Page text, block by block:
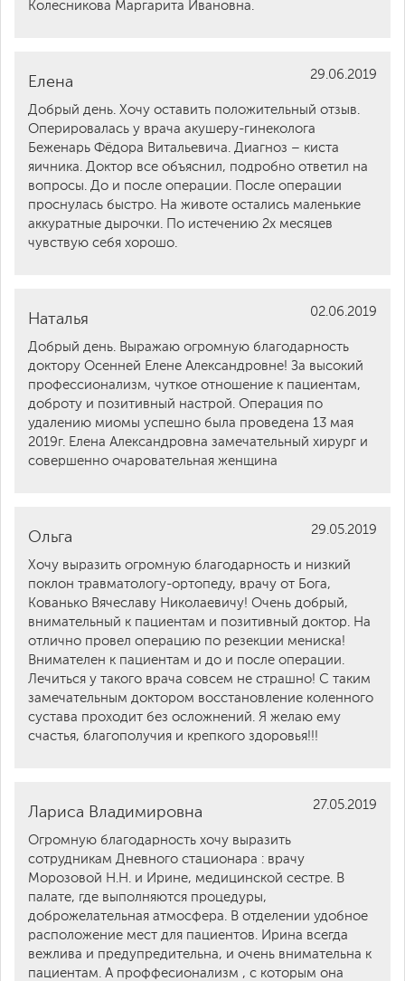
Колесникова Маргарита Ивановна.
29.06.2019
Елена
Добрый день. Хочу оставить положительный отзыв.
Оперировалась у врача акушеру-гинеколога
Беженарь Фёдора Витальевича. Диагноз – киста
яичника. Доктор все объяснил, подробно ответил на
вопросы. До и после операции. После операции
проснулась быстро. На животе остались маленькие
аккуратные дырочки. По истечению 2х месяцев
чувствую себя хорошо.
02.06.2019
Наталья
Добрый день. Выражаю огромную благодарность
доктору Осенней Елене Александровне! За высокий
профессионализм, чуткое отношение к пациентам,
доброту и позитивный настрой. Операция по
удалению миомы успешно была проведена 13 мая
2019г. Елена Александровна замечательный хирург и
совершенно очаровательная женщина
29.05.2019
Ольга
Хочу выразить огромную благодарность и низкий
поклон травматологу-ортопеду, врачу от Бога,
Кованько Вячеславу Николаевичу! Очень добрый,
внимательный к пациентам и позитивный доктор. На
отлично провел операцию по резекции мениска!
Внимателен к пациентам и до и после операции.
Лечиться у такого врача совсем не страшно! С таким
замечательным доктором восстановление коленного
сустава проходит без осложнений. Я желаю ему
счастья, благополучия и крепкого здоровья!!!
27.05.2019
Лариса Владимировна
Огромную благодарность хочу выразить
сотрудникам Дневного стационара : врачу
Морозовой Н.Н. и Ирине, медицинской сестре. В
палате, где выполняются процедуры,
доброжелательная атмосфера. В отделении удобное
расположение мест для пациентов. Ирина всегда
вежлива и предупредительна, и очень внимательна к
пациентам. А проффесионализм , с которым она